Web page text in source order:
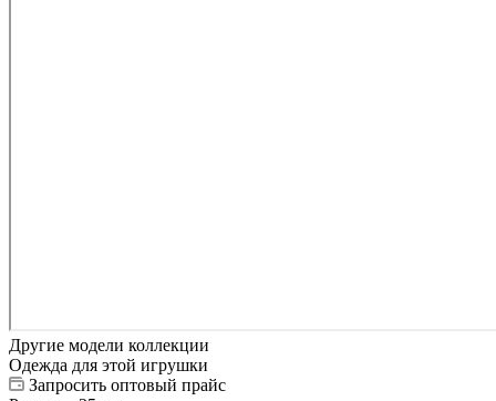
Другие модели коллекции
Одежда для этой игрушки
Запросить оптовый прайс